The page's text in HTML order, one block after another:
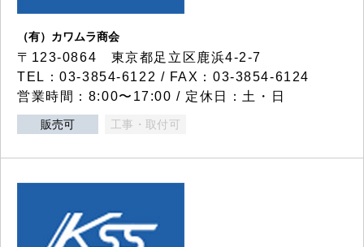
（有）カワムラ商会
〒123-0864 東京都足立区鹿浜4-2-7
TEL：03-3854-6122 / FAX：03-3854-6124
営業時間：8:00〜17:00 / 定休日：土・日
販売可 工事・取付可